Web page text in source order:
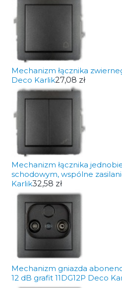
Mechanizm łącznika
Deco Karlik27,08 zł
Mechanizm łącznika
schodowym, wspólne
Karlik32,58 zł
Mechanizm gniazda
12 dB grafit 11DG12P Deco